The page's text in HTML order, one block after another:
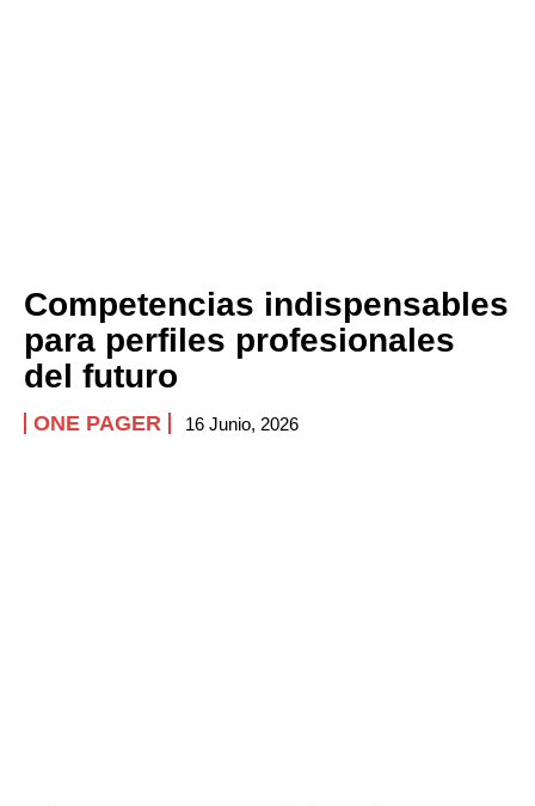
Competencias indispensables
para perfiles profesionales
del futuro
ONE PAGER 16 Junio, 2026